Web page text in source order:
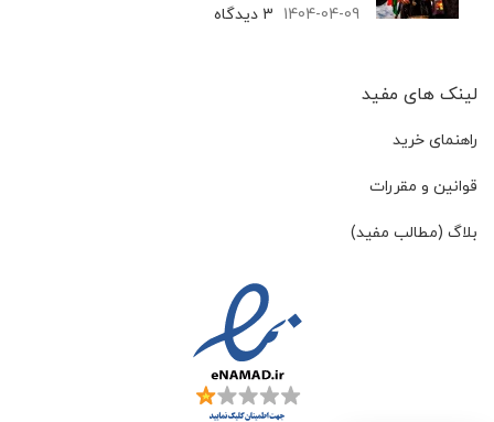
1404-04-09 3 دیدگاه
لینک های مفید
راهنمای خرید
قوانین و مقررات
بلاگ (مطالب مفید)